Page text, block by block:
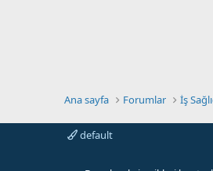
Ana sayfa Forumlar İş
default